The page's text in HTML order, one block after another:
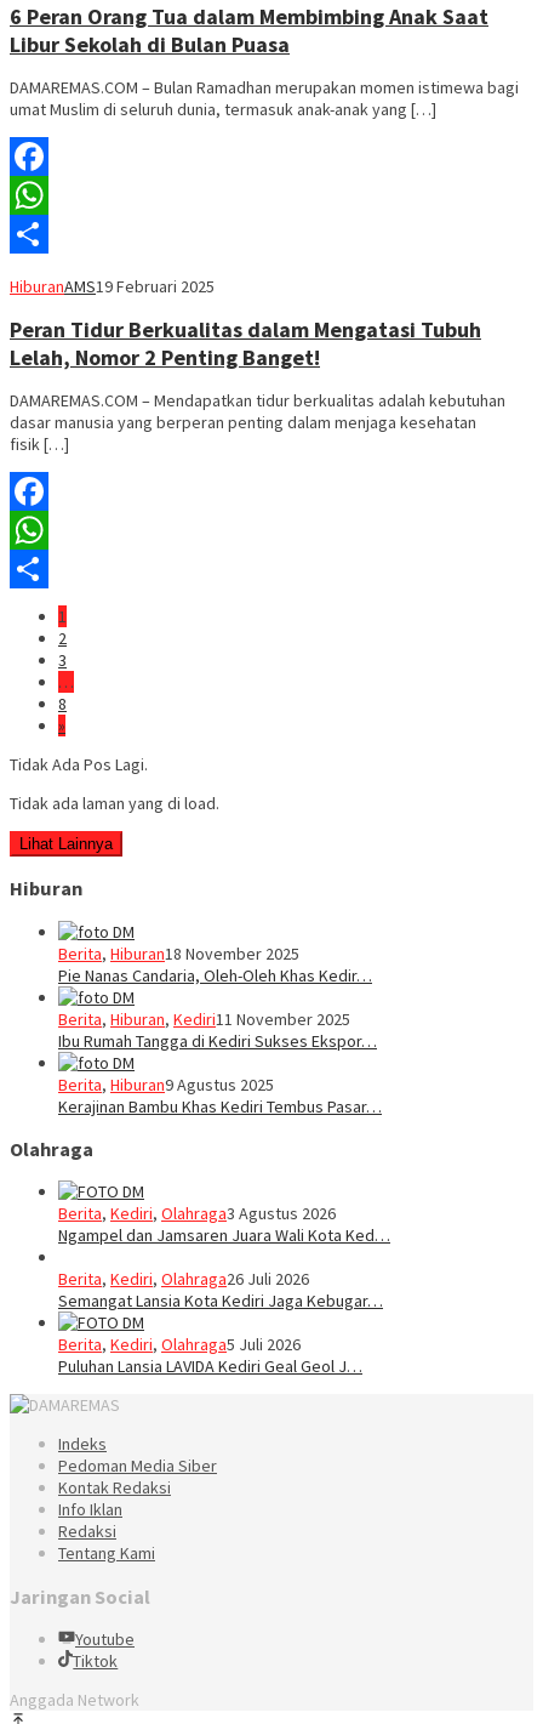
6 Peran Orang Tua dalam Membimbing Anak Saat
Libur Sekolah di Bulan Puasa
DAMAREMAS.COM – Bulan Ramadhan merupakan momen istimewa bagi
umat Muslim di seluruh dunia, termasuk anak-anak yang […]
Facebook
WhatsApp
HiburanAMS19 Februari 2025
Peran Tidur Berkualitas dalam Mengatasi Tubuh
Lelah, Nomor 2 Penting Banget!
DAMAREMAS.COM – Mendapatkan tidur berkualitas adalah kebutuhan
dasar manusia yang berperan penting dalam menjaga kesehatan
fisik […]
Facebook
WhatsApp
1
2
3
…
8
»
Tidak Ada Pos Lagi.
Tidak ada laman yang di load.
Lihat Lainnya
Hiburan
Berita, Hiburan18 November 2025
Pie Nanas Candaria, Oleh-Oleh Khas Kedir…
Berita, Hiburan, Kediri11 November 2025
Ibu Rumah Tangga di Kediri Sukses Ekspor…
Berita, Hiburan9 Agustus 2025
Kerajinan Bambu Khas Kediri Tembus Pasar…
Olahraga
Berita, Kediri, Olahraga3 Agustus 2026
Ngampel dan Jamsaren Juara Wali Kota Ked…
Berita, Kediri, Olahraga26 Juli 2026
Semangat Lansia Kota Kediri Jaga Kebugar…
Berita, Kediri, Olahraga5 Juli 2026
Puluhan Lansia LAVIDA Kediri Geal Geol J…
Indeks
Pedoman Media Siber
Kontak Redaksi
Info Iklan
Redaksi
Tentang Kami
Jaringan Social
Youtube
Tiktok
Anggada Network